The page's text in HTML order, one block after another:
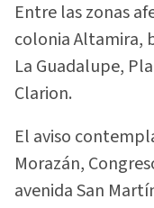
Entre las zonas
colonia Altamira,
La Guadalupe,
Clarion.
El aviso
Morazán,
avenida San